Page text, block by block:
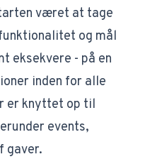
været at tage
og mål
eksekvere - på en
inden for alle
er knyttet op til
events,
gaver.